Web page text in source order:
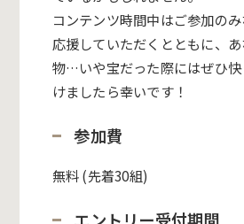
コンテンツ時間中はご参加の
応援していただくとともに、
物…いや宝だった際にはぜひ
けましたら幸いです！
参加費
無料 (先着30組)